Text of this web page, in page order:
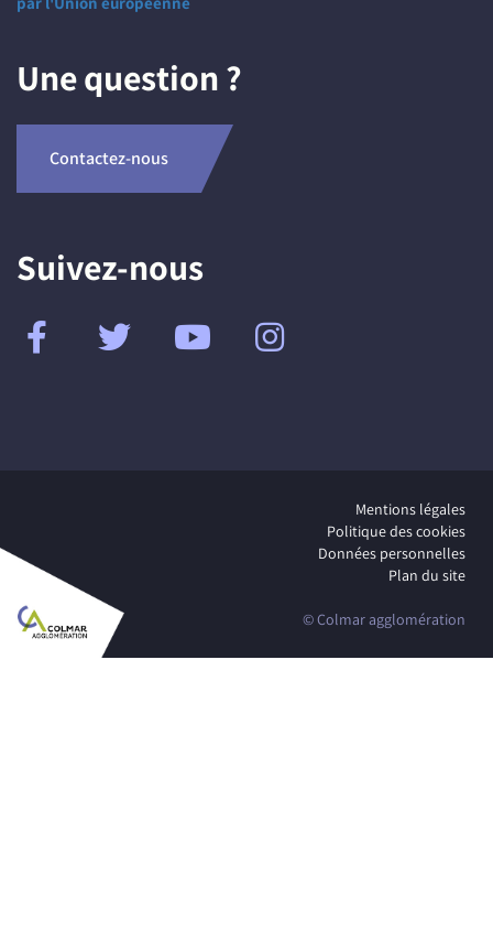
Une question ?
Contactez-nous
Suivez-nous
Mentions légales
Politique des cookies
Données personnelles
Plan du site
© Colmar agglomération